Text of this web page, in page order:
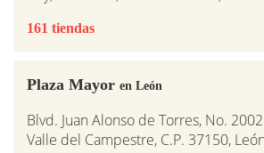
161 tiendas
Plaza Mayor en León
Blvd. Juan Alonso de Torres, No.
Valle del Campestre, C.P. 37150,